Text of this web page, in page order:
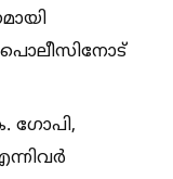
പൊലീസിനോട്
ഗോപി,